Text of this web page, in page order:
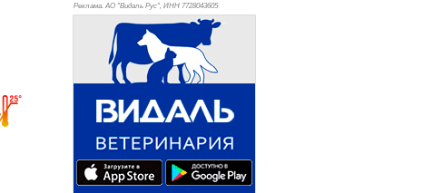
Реклама. АО "Видаль Рус", ИНН 7728043605